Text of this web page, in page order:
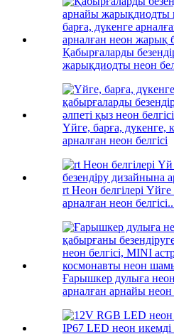
Қабырғаларды
жарықдиодты неон
Үйге, барға, дүкенге,
арналған неон белгісі
rt Неон белгілері
арналған неон
Ғарышкер дулыға неон
арналған арнайы неон